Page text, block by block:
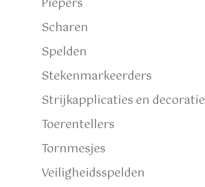
Scharen
Spelden
Stekenmarkeerders
Strijkapplicaties en decoratie
Toerentellers
Tornmesjes
Veiligheidsspelden